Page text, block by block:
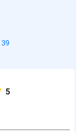
39
5